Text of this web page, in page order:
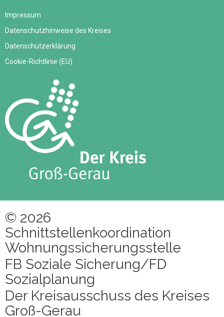
Impressum
Datenschutzhinweise des Kreises
Datenschutzerklärung
Cookie-Richtlinie (EU)
© 2026
Schnittstellenkoordination
Wohnungssicherungsstelle
FB Soziale Sicherung/FD
Sozialplanung
Der Kreisausschuss des Kreises
Groß-Gerau